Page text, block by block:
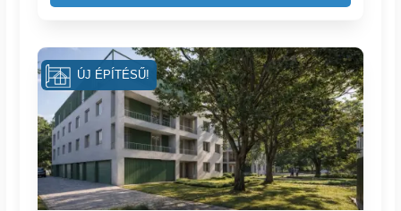
ÚJ ÉPÍTÉSŰ!